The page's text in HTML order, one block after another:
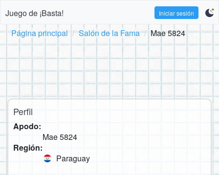
Juego de ¡Basta! Iniciar sesión
Página principal Salón de la Fama Mae 5824
Perfil
Apodo:
Mae 5824
Región:
Paraguay